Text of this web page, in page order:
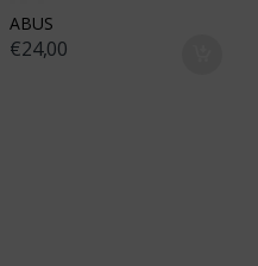
ABUS
€24,00